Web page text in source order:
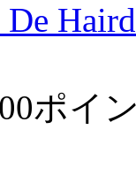
De
ポイ